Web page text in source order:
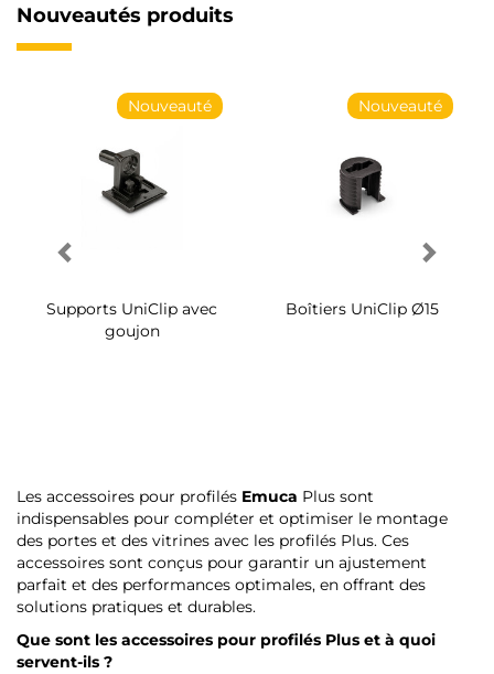
Nouveautés produits
Nouveauté
Supports UniClip avec
goujon
Nouveauté
Boîtiers UniClip Ø15
Les accessoires pour profilés Emuca Plus sont
indispensables pour compléter et optimiser le montage
des portes et des vitrines avec les profilés Plus. Ces
accessoires sont conçus pour garantir un ajustement
parfait et des performances optimales, en offrant des
solutions pratiques et durables.
Que sont les accessoires pour profilés Plus et à quoi
servent-ils ?